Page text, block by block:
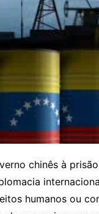
chinês à
humanos ou